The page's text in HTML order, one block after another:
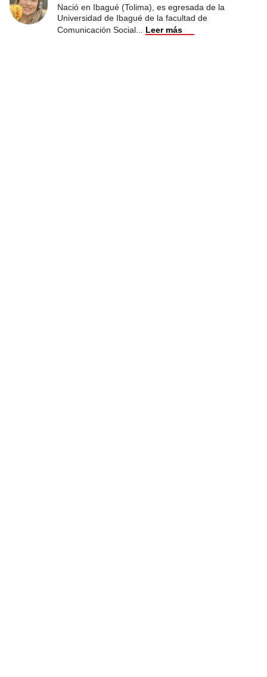
Nació en Ibagué (Tolima), es egresada de la
Universidad de Ibagué de la facultad de
Comunicación Social
Leer más